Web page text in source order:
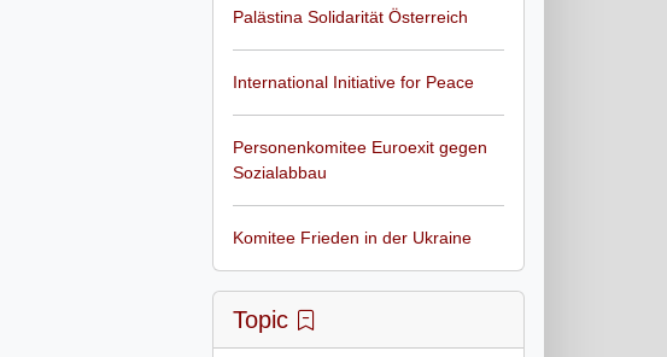
Palästina Solidarität Österreich
International Initiative for Peace
Personenkomitee Euroexit gegen
Sozialabbau
Komitee Frieden in der Ukraine
Topic